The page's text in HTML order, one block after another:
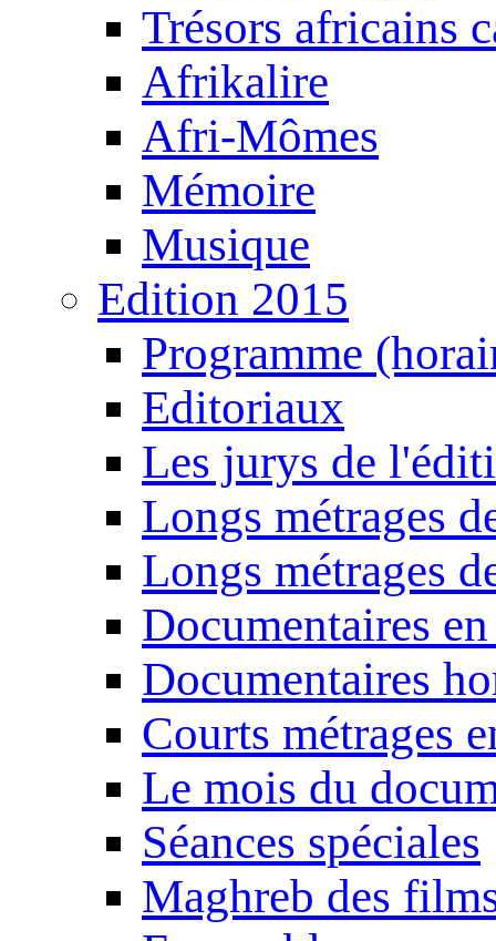
Trésors africains
Afrikalire
Afri-Mômes
Mémoire
Musique
Edition 2015
Programme
Editoriaux
Les jurys de
Longs métrages
Longs métrages
Documentaires
Documentaires
Courts métrages
Le mois du
Séances spéciales
Maghreb des